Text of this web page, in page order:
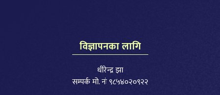
विज्ञापनका लागि
धीरेन्द्र झा
सम्पर्क मो. नंः ९८५४०२०९२२